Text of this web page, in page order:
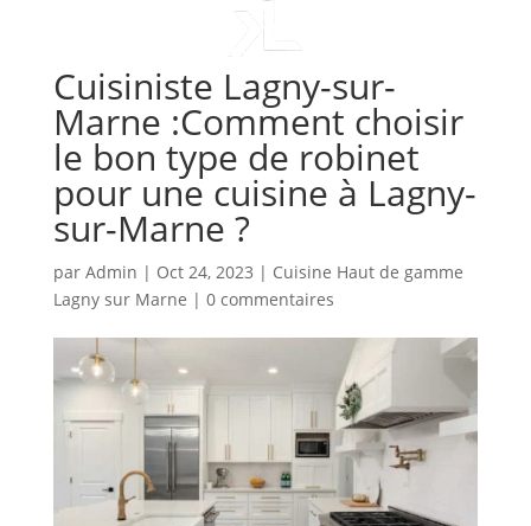
Cuisiniste Lagny-sur-
Marne :Comment choisir
le bon type de robinet
pour une cuisine à Lagny-
sur-Marne ?
par Admin | Oct 24, 2023 | Cuisine Haut de gamme
Lagny sur Marne | 0 commentaires